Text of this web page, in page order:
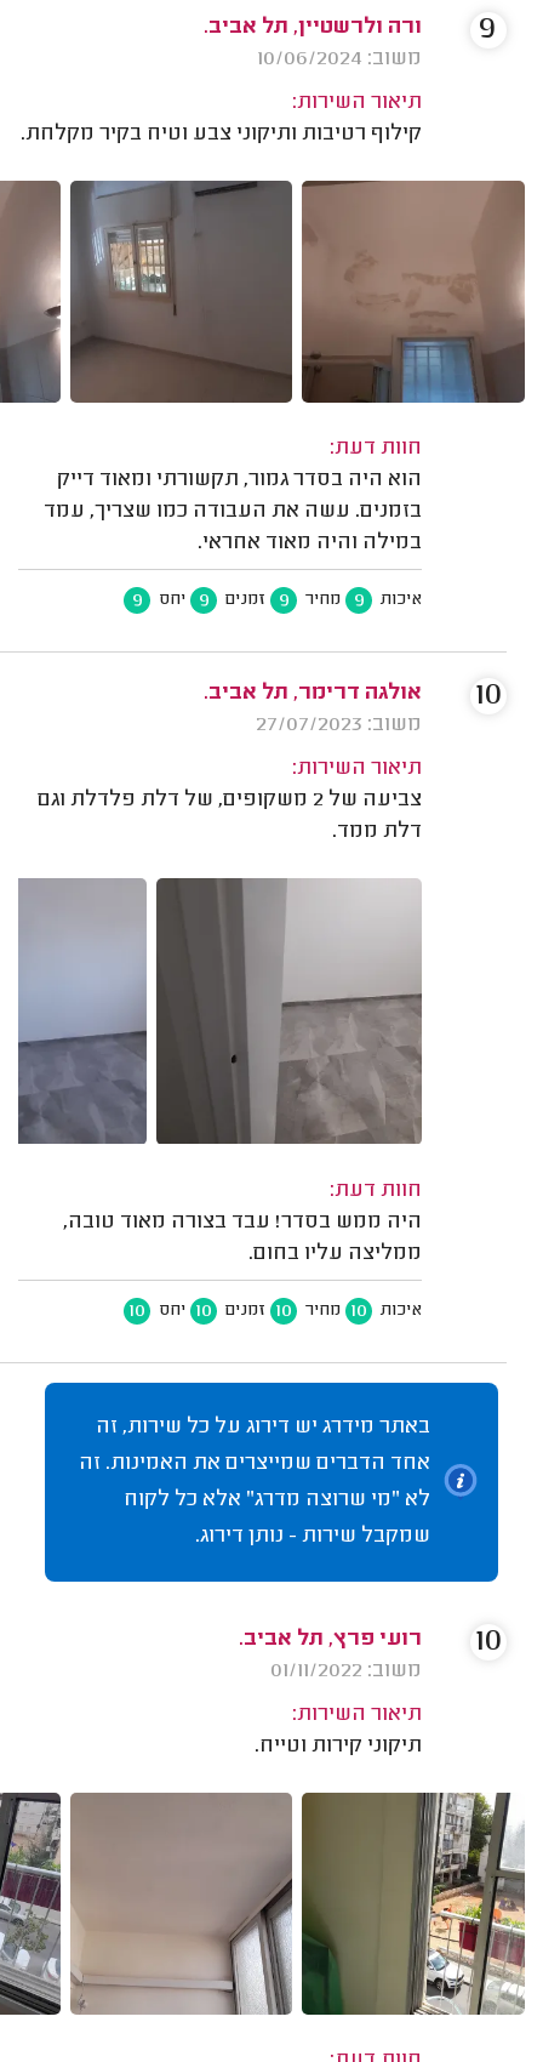
ורה ולרשטיין, תל אביב.
משוב: 10/06/2024
תיאור השירות:
קילוף רטיבות ותיקוני צבע וטיח בקיר מקלחת.
חוות דעת:
הוא היה בסדר גמור, תקשורתי ומאוד דייק
בזמנים. עשה את העבודה כמו שצריך, עמד
במילה והיה מאוד אחראי.
איכות 9 מחיר 9 זמנים 9 יחס 9
9
אולגה דרימר, תל אביב.
משוב: 27/07/2023
תיאור השירות:
צביעה של 2 משקופים, של דלת פלדלת וגם
דלת ממד.
חוות דעת:
היה ממש בסדר! עבד בצורה מאוד טובה,
ממליצה עליו בחום.
איכות 10 מחיר 10 זמנים 10 יחס 10
10
באתר מידרג יש דירוג על כל שירות, זה
אחד הדברים שמייצרים את האמינות. זה
לא "מי שרוצה מדרג" אלא כל לקוח
שמקבל שירות - נותן דירוג.
רועי פרץ, תל אביב.
משוב: 01/11/2022
תיאור השירות:
תיקוני קירות וטייח.
10